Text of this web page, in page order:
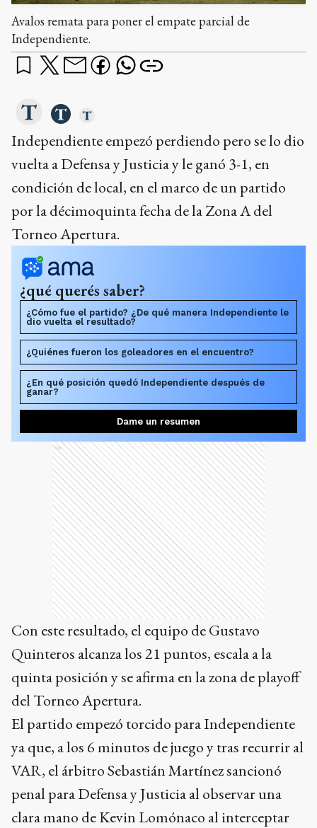
Avalos remata para poner el empate parcial de
Independiente.
Independiente empezó perdiendo pero se lo dio
vuelta a Defensa y Justicia y le ganó 3-1, en
condición de local, en el marco de un partido
por la décimoquinta fecha de la Zona A del
Torneo Apertura.
¿qué querés saber?
¿Cómo fue el partido? ¿De qué manera Independiente le
dio vuelta el resultado?
¿Quiénes fueron los goleadores en el encuentro?
¿En qué posición quedó Independiente después de
ganar?
Dame un resumen
Ads
Con este resultado, el equipo de Gustavo
Quinteros alcanza los 21 puntos, escala a la
quinta posición y se afirma en la zona de playoff
del Torneo Apertura.
El partido empezó torcido para Independiente
ya que, a los 6 minutos de juego y tras recurrir al
VAR, el árbitro Sebastián Martínez sancionó
penal para Defensa y Justicia al observar una
clara mano de Kevin Lomónaco al interceptar